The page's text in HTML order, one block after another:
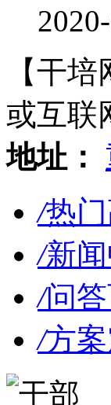
【干
或互联
地址：
/热
/新
/问
/方